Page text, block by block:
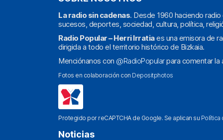
La radio sin cadenas. Desde 1960 haciendo
sucesos, deportes, sociedad, cultura, política,
Radio Popular – Herri Irratiaes una emisora de
dirigida a todo el territorio histórico de Bizkaia.
Menciónanos con @RadioPopularpara comentar la
Fotos en colaboración con Depositphotos
Protegido por reCAPTCHA de Google. Se aplican su Política
Noticias